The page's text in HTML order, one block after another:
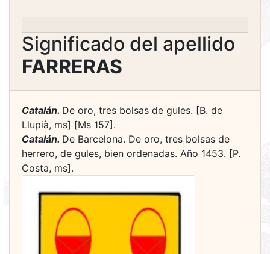
Significado del apellido
FARRERAS
Catalán. De oro, tres bolsas de gules. [B. de
Llupià, ms] [Ms 157].
Catalán. De Barcelona. De oro, tres bolsas de
herrero, de gules, bien ordenadas. Año 1453. [P.
Costa, ms].